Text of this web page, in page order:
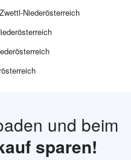
Niederösterreich
und beim
sparen!